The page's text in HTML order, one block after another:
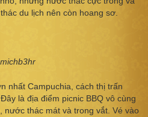
du lịch nên còn hoang sơ.
nhất Campuchia, cách thị trấn
là địa điểm picnic BBQ vô cùng
nước thác mát và trong vắt. Vé vào